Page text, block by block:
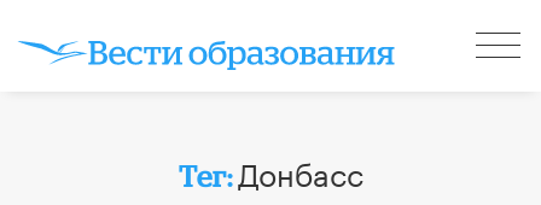
Тег:Донбасс